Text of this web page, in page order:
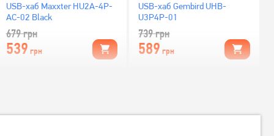
USB-хаб Maxxter HU2A-4P-
AC-02 Black
679грн
539 грн
USB-хаб Gembird UHB-
U3P4P-01
739грн
589 грн